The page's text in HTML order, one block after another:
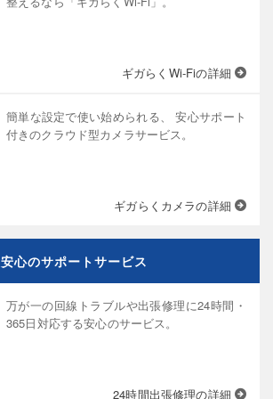
ギガらくWi-Fiの詳細
簡単な設定で使い始められる、 安心サポート
付きのクラウド型カメラサービス。
ギガらくカメラの詳細
安心のサポートサービス
万が一の回線トラブルや出張修理に24時間・
365日対応する安心のサービス。
24時間出張修理の詳細